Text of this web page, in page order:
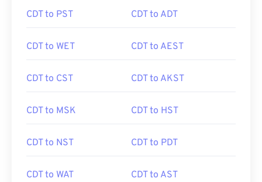
CDT to PST CDT to ADT
CDT to WET CDT to AEST
CDT to CST CDT to AKST
CDT to MSK CDT to HST
CDT to NST CDT to PDT
CDT to WAT CDT to AST